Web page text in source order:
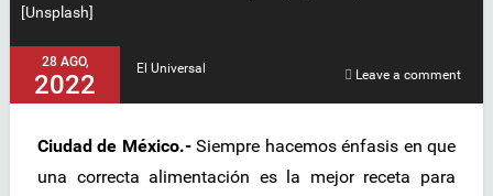
[Unsplash]
28 AGO,
2022
El Universal Leave a comment
Ciudad de México.-Siempre hacemos énfasis en que
una correcta alimentación es la mejor receta para